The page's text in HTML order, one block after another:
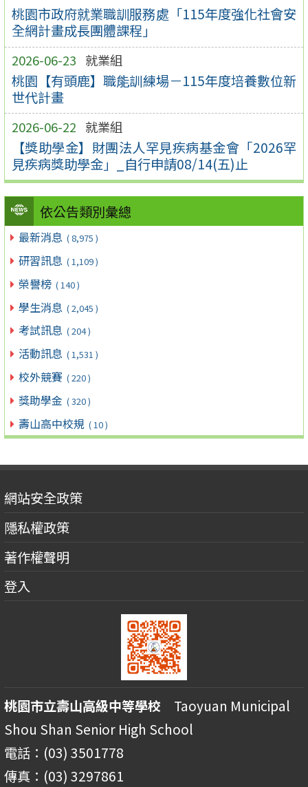
桃園市政府就業職訓服務處「115年度強化社會安
全網計畫成長團體課程」
2026-06-23 就業組
桃園【有頭鹿】職能訓練場－115年度培養數位新
世代計畫
2026-06-22 就業組
【獎助學金】財團法人罕見疾病基金會「2026罕
見疾病獎助學金」_自行申請08/14(五)止
依公告類別彙總
最新消息 ( 8,975 )
研習訊息 ( 1,109 )
榮譽榜 ( 140 )
學生消息 ( 2,045 )
考試訊息 ( 204 )
活動訊息 ( 1,531 )
校外競賽 ( 220 )
獎助學金 ( 320 )
壽山高中校規 ( 10 )
網站安全政策
隱私權政策
著作權聲明
登入
桃園市立壽山高級中等學校 Taoyuan Municipal
Shou Shan Senior High School
電話：(03) 3501778
傳真：(03) 3297861